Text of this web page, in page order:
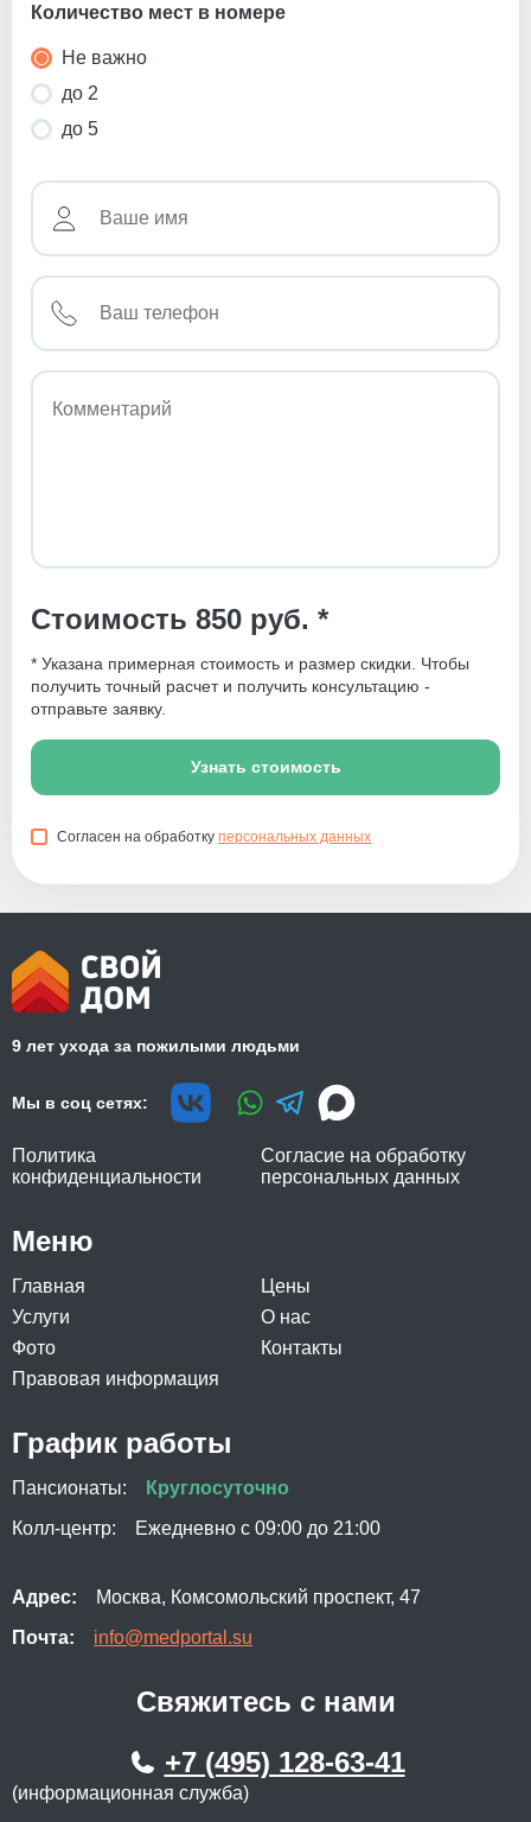
Количество мест в номере
Не важно
до 2
до 5
Стоимость 850 руб. *
* Указана примерная стоимость и размер скидки. Чтобы
получить точный расчет и получить консультацию -
отправьте заявку.
Узнать стоимость
Согласен на обработку персональных данных
9 лет ухода за пожилыми людьми
Мы в соц сетях:
Политика
конфиденциальности
Согласие на обработку
персональных данных
Меню
Главная
Цены
Услуги
О нас
Фото
Контакты
Правовая информация
График работы
Пансионаты:
Круглосуточно
Колл-центр:
Ежедневно с 09:00 до 21:00
Адрес:
Москва, Комсомольский проспект, 47
Почта:
info@medportal.su
Свяжитесь с нами
+7 (495) 128-63-41
(информационная служба)